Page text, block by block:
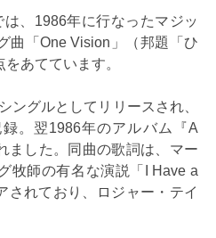
、1986年に行なったマジッ
曲「One Vision」（邦題「ひ
あてています。
ングルとしてリリースされ、
。翌1986年のアルバム『A
ました。同曲の歌詞は、マー
牧師の有名な演説「I Have a
されており、ロジャー・テイ